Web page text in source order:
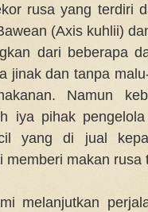
rusa yang terdiri
(Axis kuhlii)
dari beberapa
jinak dan tanpa
Namun
iya pihak
yang di jual
memberi makan
melanjutkan